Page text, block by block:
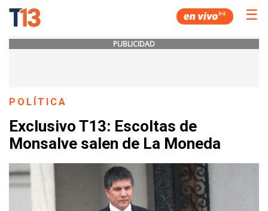
☰
PUBLICIDAD
POLÍTICA
Exclusivo T13: Escoltas de
Monsalve salen de La Moneda